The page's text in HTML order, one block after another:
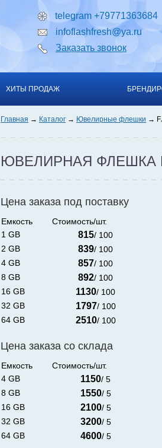
telegram +79771363684
infoflashfresh@ya.ru
Заказать звонок
ХИТЫ ПРОДАЖ
Главная Каталог Ювелирные флешки
ЮВЕЛИРНАЯ ФЛЕШКА
Цена заказа под поставку
Емкость
Стоимость/шт.
1 GB
815/ 100
2 GB
839/ 100
4 GB
857/ 100
8 GB
892/ 100
16 GB
1130/ 100
32 GB
1797/ 100
64 GB
2510/ 100
Цена заказа со склада
Емкость
Стоимость/шт.
4 GB
1150/ 5
8 GB
1550/ 5
16 GB
2100/ 5
32 GB
3200/ 5
64 GB
4600/ 5